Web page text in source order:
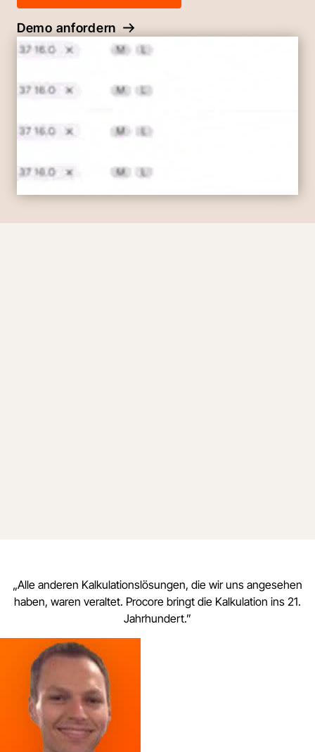
Demo anfordern
„Alle anderen Kalkulationslösungen, die wir uns angesehen
haben, waren veraltet. Procore bringt die Kalkulation ins 21.
Jahrhundert.”